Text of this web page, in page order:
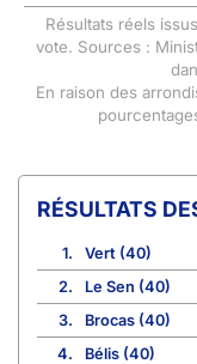
Résultats réels
vote. Sources :
En raison des
1.
Vert (40)
2.
Le Sen (40)
3.
Brocas (40)
4.
Bélis (40)